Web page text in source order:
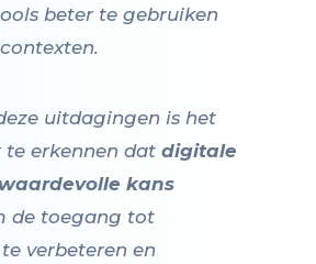
beter te gebruiken
uitdagingen is het
erkennen dat digitale
waardevolle kans
de toegang tot
verbeteren en